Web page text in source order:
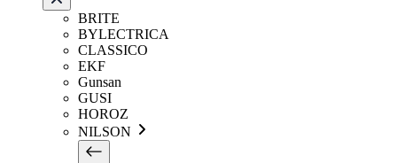
BRITE
BYLECTRICA
CLASSICO
EKF
Gunsan
GUSI
HOROZ
NILSON